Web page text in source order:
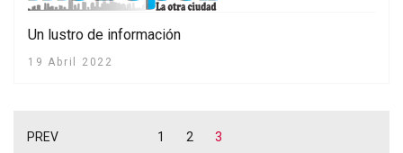
Un lustro de información
19 Abril 2022
PREV 1 2 3